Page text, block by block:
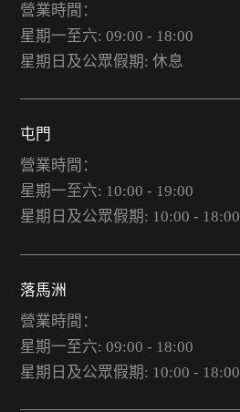
營業時間：
星期一至六: 09:00 - 18:00
星期日及公眾假期: 休息
屯門
營業時間：
星期一至六: 10:00 - 19:00
星期日及公眾假期: 10:00 - 18:00
落馬洲
營業時間：
星期一至六: 09:00 - 18:00
星期日及公眾假期: 10:00 - 18:00